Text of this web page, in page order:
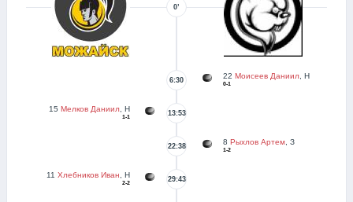
0’
22 Моисеев Даниил , Н
0-1
6:30
15 Мелков Даниил , Н
1-1 13:53
8 Рыхлов Артем , З
1-2
22:38
11 Хлебников Иван , Н
2-2 29:43